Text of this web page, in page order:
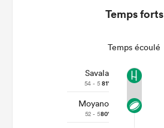
Temps forts
Temps écoulé
Savala
54 - 5 81'
Moyano
52 - 580'